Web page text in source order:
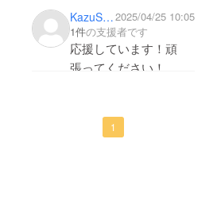
KazuSaka552025/04/25 10:05
1件の支援者です
応援しています！頑
張ってください！
1